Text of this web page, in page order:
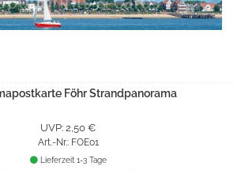
Föhr Strandpanorama
UVP: 2,50 €
Art.-Nr.: FOE01
Lieferzeit 1-3 Tage